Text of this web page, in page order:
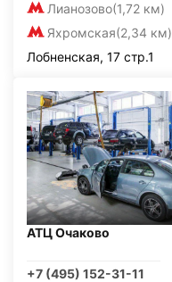
Лианозово(1,72 км)
Яхромская(2,34 км)
Лобненская, 17 стр.1
АТЦ Очаково
+7 (495) 152-31-11